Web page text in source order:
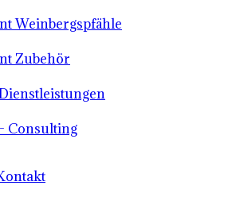
Weinbergspfähle
Zubehör
Consulting